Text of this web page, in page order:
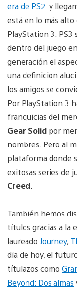
era de PS2 y
está en lo más alto
PlayStation 3.
dentro del juego
generación el
una definición
los amigos se
Por PlayStation 3
franquicias del
Gear Solid por
nombres. Pero al
plataforma donde
exitosas series de
Creed
También hemos
títulos gracias a la
laureado Journey,
día de hoy, el
títulazos como
Beyond: Dos almas